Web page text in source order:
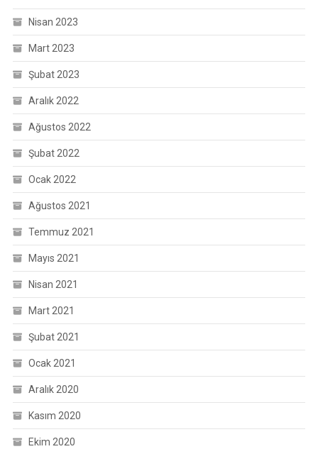
Nisan 2023
Mart 2023
Şubat 2023
Aralık 2022
Ağustos 2022
Şubat 2022
Ocak 2022
Ağustos 2021
Temmuz 2021
Mayıs 2021
Nisan 2021
Mart 2021
Şubat 2021
Ocak 2021
Aralık 2020
Kasım 2020
Ekim 2020